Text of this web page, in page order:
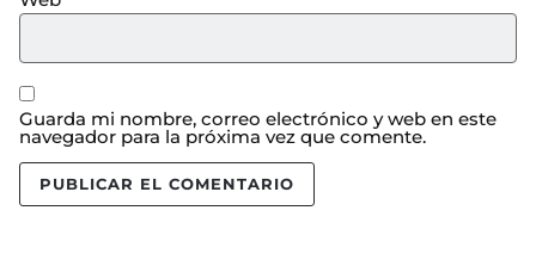
Guarda mi nombre, correo electrónico y web en este
navegador para la próxima vez que comente.